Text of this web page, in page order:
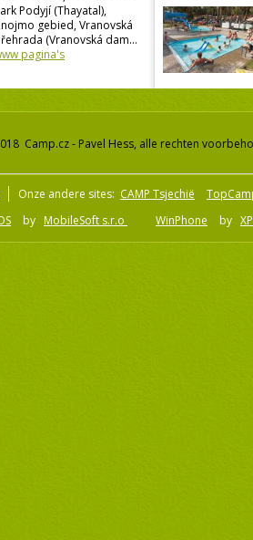
Podyjí (Thayatal),
gebied, Vranovská
(Vranovská dam...
pagina's
Camp.cz - Pavel Hess, alle rechten
Onze andere sites: CAMP Tsjechië
by MobileSoft s.r.o WinPhone by